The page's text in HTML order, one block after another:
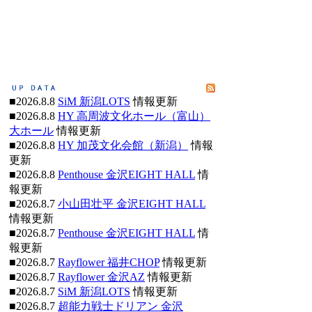
■2026.8.8 SiM 新潟LOTS 情報更新
■2026.8.8 HY 高周波文化ホール（富山）
大ホール情報更新
■2026.8.8 HY 加茂文化会館（新潟）
情報
更新
■2026.8.8 Penthouse 金沢EIGHT HALL情
報更新
■2026.8.7 小山田壮平 金沢EIGHT HALL
情報更新
■2026.8.7 Penthouse 金沢EIGHT HALL情
報更新
■2026.8.7 Rayflower 福井CHOP情報更新
■2026.8.7 Rayflower 金沢AZ 情報更新
■2026.8.7 SiM 新潟LOTS 情報更新
■2026.8.7 超能力戦士ドリアン 金沢